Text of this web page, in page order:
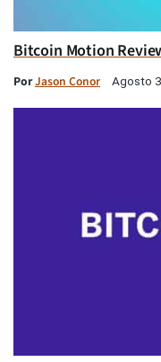
Bitcoin Motion
PorJason Conor Agosto